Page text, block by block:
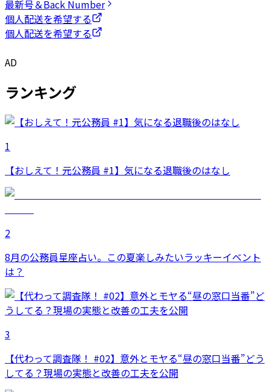
最新号＆Back Number
個人配送を希望する
個人配送を希望する
AD
ランキング
1
【おしえて！元公務員 #1】気になる退職後のはなし
2
8月の公務員星座占い。この夏楽しみたいラッキーイベント
は？
3
【代わって調査隊！ #02】意外とモヤる“昼の窓口当番”どう
してる？現場の実態と改善の工夫を公開